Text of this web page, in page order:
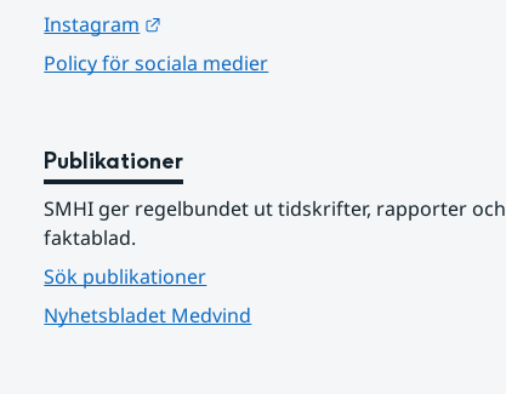
Instagram
Policy för sociala medier
Publikationer
SMHI ger regelbundet ut tidskrifter, rapporter och
faktablad.
Sök publikationer
Nyhetsbladet Medvind